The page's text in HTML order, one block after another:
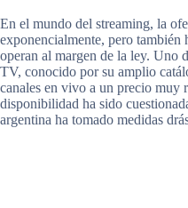
En el mundo del streaming, la
exponencialmente, pero también
operan al margen de la ley. Uno
TV, conocido por su amplio
canales en vivo a un precio muy
disponibilidad ha sido
argentina ha tomado medidas